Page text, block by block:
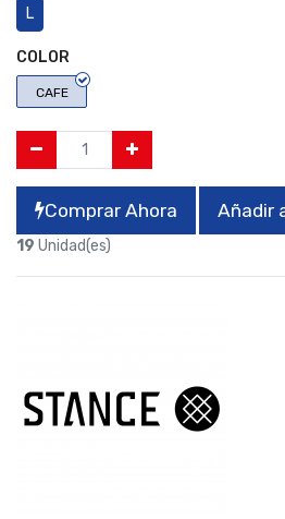
L
COLOR
CAFE
Comprar Ahora Añadir
19 Unidad(es)